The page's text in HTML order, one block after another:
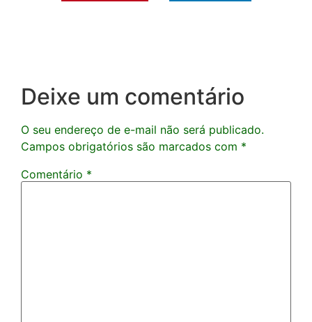
Deixe um comentário
O seu endereço de e-mail não será publicado.
Campos obrigatórios são marcados com *
Comentário *